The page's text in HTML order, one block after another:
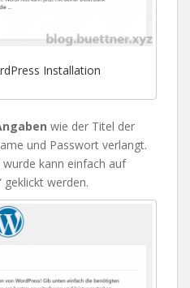
Installation
wie der Titel der
und Passwort verlangt.
wurde kann einfach auf
geklickt werden.